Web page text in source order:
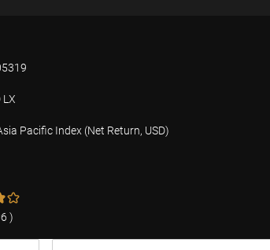
LX
Pacific Index (Net Return, USD)
)